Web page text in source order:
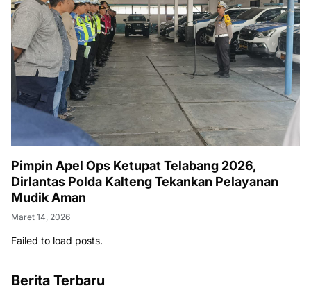
Pimpin Apel Ops Ketupat Telabang 2026,
Dirlantas Polda Kalteng Tekankan Pelayanan
Mudik Aman
Maret 14, 2026
Failed to load posts.
Berita Terbaru